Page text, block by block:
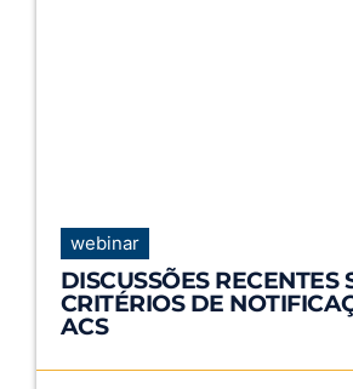
webinar
DISCUSSÕES RECENTES
CRITÉRIOS DE
ACS